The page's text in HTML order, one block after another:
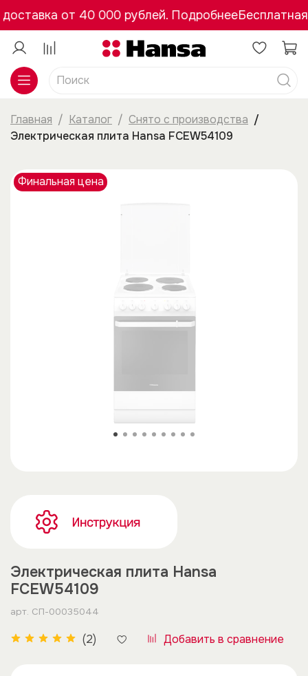
от 40 000 рублей. Подробнее
Главная Каталог
Снято с производства
Электрическая плита Hansa FCEW54109
Финальная цена
Электрическая плита Hansa
FCEW54109
арт. СП-00035044
(2) Добавить в сравнение